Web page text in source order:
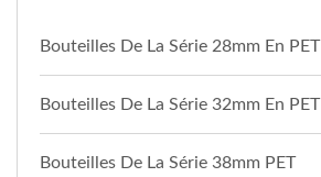
Bouteilles De La Série 28mm En PET
Bouteilles De La Série 32mm En PET
Bouteilles De La Série 38mm PET